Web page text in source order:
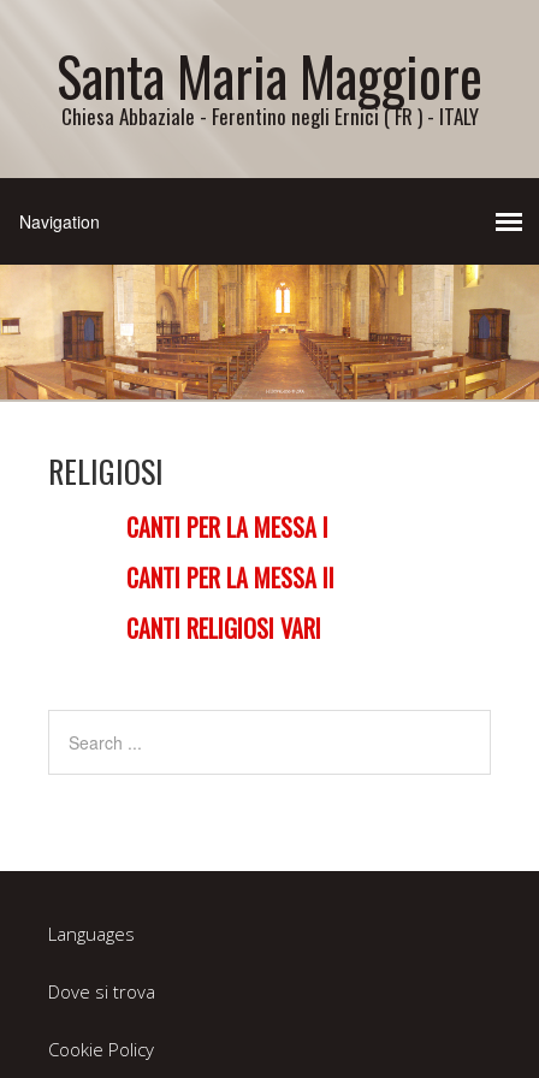
Santa Maria Maggiore
Chiesa Abbaziale - Ferentino negli Ernici ( FR ) - ITALY
RELIGIOSI
CANTI PER LA MESSA I
CANTI PER LA MESSA II
CANTI RELIGIOSI VARI
Languages
Dove si trova
Cookie Policy